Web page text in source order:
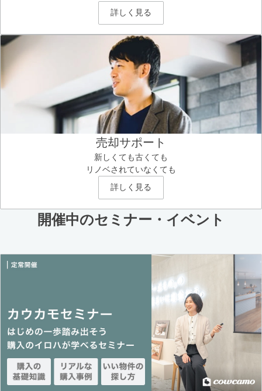
詳しく見る
売却サポート
新しくても古くても
リノベされていなくても
詳しく見る
開催中のセミナー・イベント